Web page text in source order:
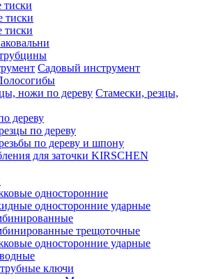
тиски
тиски
тиски
Садовый инструмент
Стамески, резцы,
дереву
по дереву
по дереву и шпону
для заточки KIRSCHEN
односторонние
односторонние ударные
трещоточные
односторонние ударные
ключи